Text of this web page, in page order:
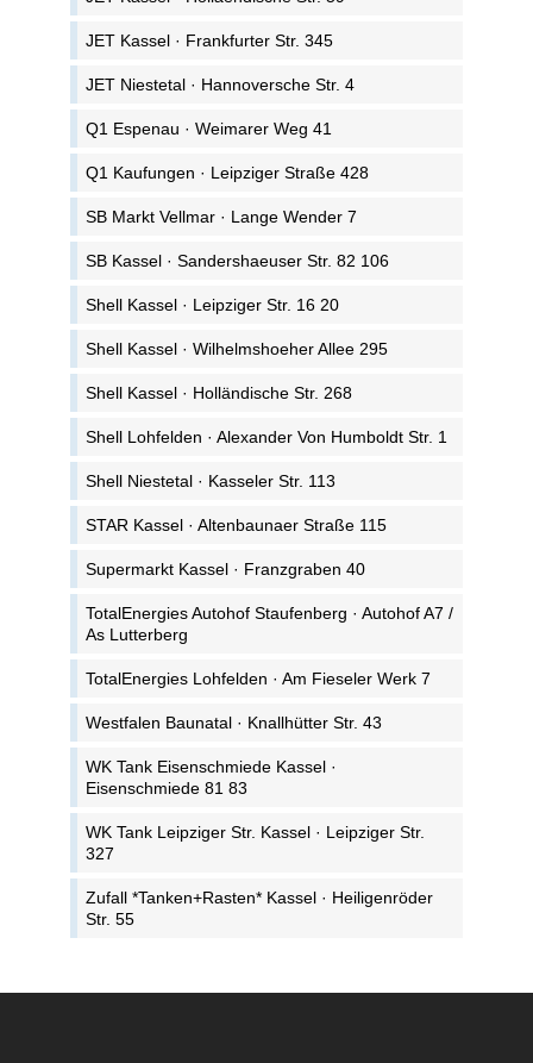
JET Kassel · Frankfurter Str. 345
JET Niestetal · Hannoversche Str. 4
Q1 Espenau · Weimarer Weg 41
Q1 Kaufungen · Leipziger Straße 428
SB Markt Vellmar · Lange Wender 7
SB Kassel · Sandershaeuser Str. 82 106
Shell Kassel · Leipziger Str. 16 20
Shell Kassel · Wilhelmshoeher Allee 295
Shell Kassel · Holländische Str. 268
Shell Lohfelden · Alexander Von Humboldt Str. 1
Shell Niestetal · Kasseler Str. 113
STAR Kassel · Altenbaunaer Straße 115
Supermarkt Kassel · Franzgraben 40
TotalEnergies Autohof Staufenberg · Autohof A7 /
As Lutterberg
TotalEnergies Lohfelden · Am Fieseler Werk 7
Westfalen Baunatal · Knallhütter Str. 43
WK Tank Eisenschmiede Kassel ·
Eisenschmiede 81 83
WK Tank Leipziger Str. Kassel · Leipziger Str.
327
Zufall *Tanken+Rasten* Kassel · Heiligenröder
Str. 55